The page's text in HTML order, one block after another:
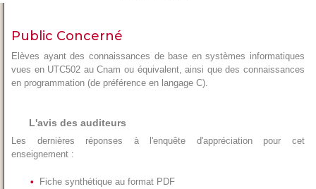
Public Concerné
Elèves ayant des connaissances de base en systèmes informatiques
vues en UTC502 au Cnam ou équivalent, ainsi que des connaissances
en programmation (de préférence en langage C).
L'avis des auditeurs
Les dernières réponses à l'enquête d'appréciation pour cet
enseignement :
Fiche synthétique au format PDF